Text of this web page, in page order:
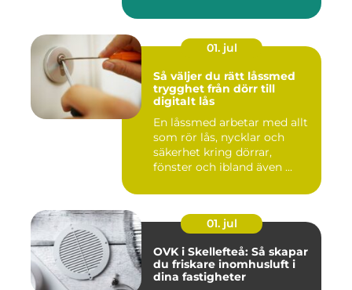
01. jul
Så väljer du rätt låssmed
trygghet från dörr till
digitalt lås
En låssmed arbetar med allt
som rör lås, nycklar och
säkerhet kring dörrar,
fönster och ibland även ...
01. jul
OVK i Skellefteå: Så skapar
du friskare inomhusluft i
dina fastigheter